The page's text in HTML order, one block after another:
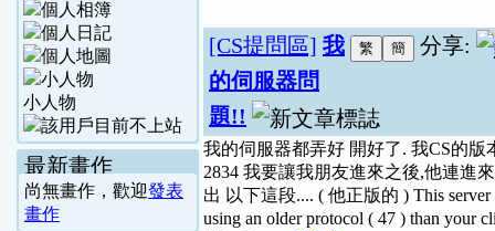
小人物
最新畫作
尚無畫作，歡迎發表
畫作
分享:
[CS提問區] 我
的伺服器問
題!!
我的伺服器都弄好 開好了. 我CS的版
2834 我要讓我朋友進來之後,他連進
出 以下這段.... ( 他正版的 ) This server
using an older protocol ( 47 ) than your